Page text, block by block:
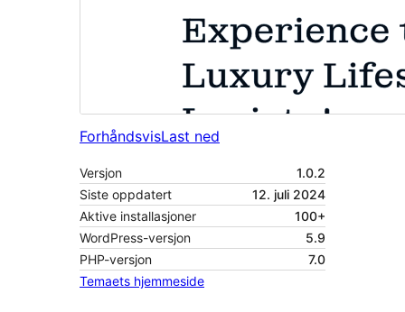
ForhåndsvisLast ned
Versjon
1.0.2
Siste oppdatert
12. juli 2024
Aktive installasjoner
100+
WordPress-versjon
5.9
PHP-versjon
7.0
Temaets hjemmeside